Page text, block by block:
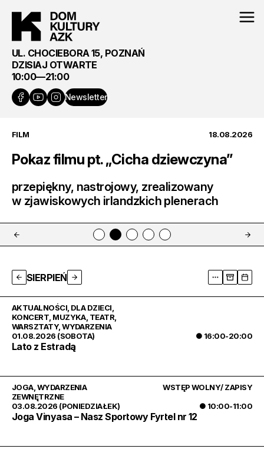
UL. CHOCIEBORA 15, POZNAŃ
DZISIAJ OTWARTE
10:00—21:00
Newsletter
FILM 18.08.2026
Pokaz filmu pt. „Cicha dziewczyna”
przepiękny, nastrojowy, zrealizowany
w zjawiskowych irlandzkich plenerach
SIERPIEŃ
01.08.2026 (SOBOTA) ● 16:00-20:00
AKTUALNOŚCI DLA DZIECI
KONCERT MUZYKA, TEATR
WARSZTATY, WYDARZENIA
Lato z Estradą
03.08.2026 (PONIEDZIAŁEK) ● 10:00-11:00
JOGA, WYDARZENIA
ZEWNĘTRZNE
WSTĘP WOLNY/ ZAPISY
Joga Vinyasa – Nasz Sportowy Fyrtel nr 12